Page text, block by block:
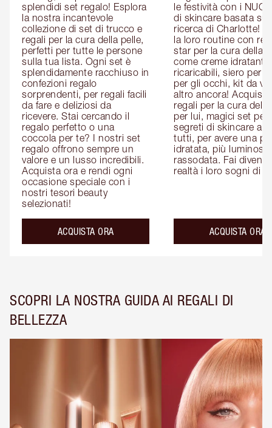
splendidi set regalo! Esplora
la nostra incantevole
collezione di set di trucco e
regali per la cura della pelle,
perfetti per tutte le persone
sulla tua lista. Ogni set è
splendidamente racchiuso in
confezioni regalo
sorprendenti, per regali facili
da fare e deliziosi da
ricevere. Stai cercando il
regalo perfetto o una
coccola per te? I nostri set
regalo offrono sempre un
valore e un lusso incredibili.
Acquista ora e rendi ogni
occasione speciale con i
nostri tesori beauty
selezionati!
ACQUISTA ORA
le festività con i
di skincare basata
ricerca di Charlotte!
la loro routine con
star per la cura della
come creme idratanti
ricaricabili, siero per il
per gli occhi, kit da
altro ancora!
regali per la cura della
per lui, magici set per
segreti di skincare
tutti, per avere una
idratata, più luminosa
rassodata. Fai
realtà i loro sogni di
ACQUISTA ORA
SCOPRI LA NOSTRA GUIDA AI REGALI DI
BELLEZZA